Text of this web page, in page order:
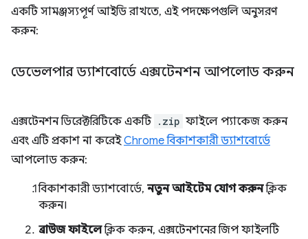
একটি সামঞ্জস্যপূর্ণ আইডি রাখতে, এই পদক্ষেপগুলি অনুসরণ
করুন:
ডেভেলপার ড্যাশবোর্ডে এক্সটেনশন আপলোড করুন
এক্সটেনশন ডিরেক্টরিটিকে একটি .zip ফাইলে প্যাকেজ করুন
এবং এটি প্রকাশ না করেইChrome বিকাশকারী ড্যাশবোর্ডে
আপলোড করুন:
বিকাশকারী ড্যাশবোর্ডে, নতুন আইটেম যোগ করুনক্লিক
করুন।
ব্রাউজ ফাইলেক্লিক করুন, এক্সটেনশনের জিপ ফাইলটি